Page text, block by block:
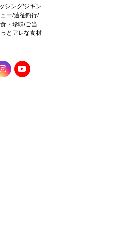
シング/ジギン
ー/遠征釣行/
・珍味/ご当
とアレな食材